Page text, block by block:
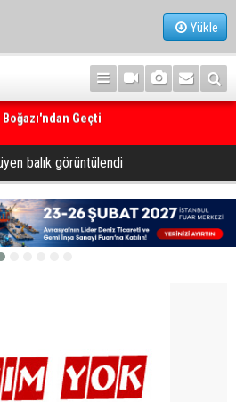
Yükle
Ormanı
balık görüntülendi